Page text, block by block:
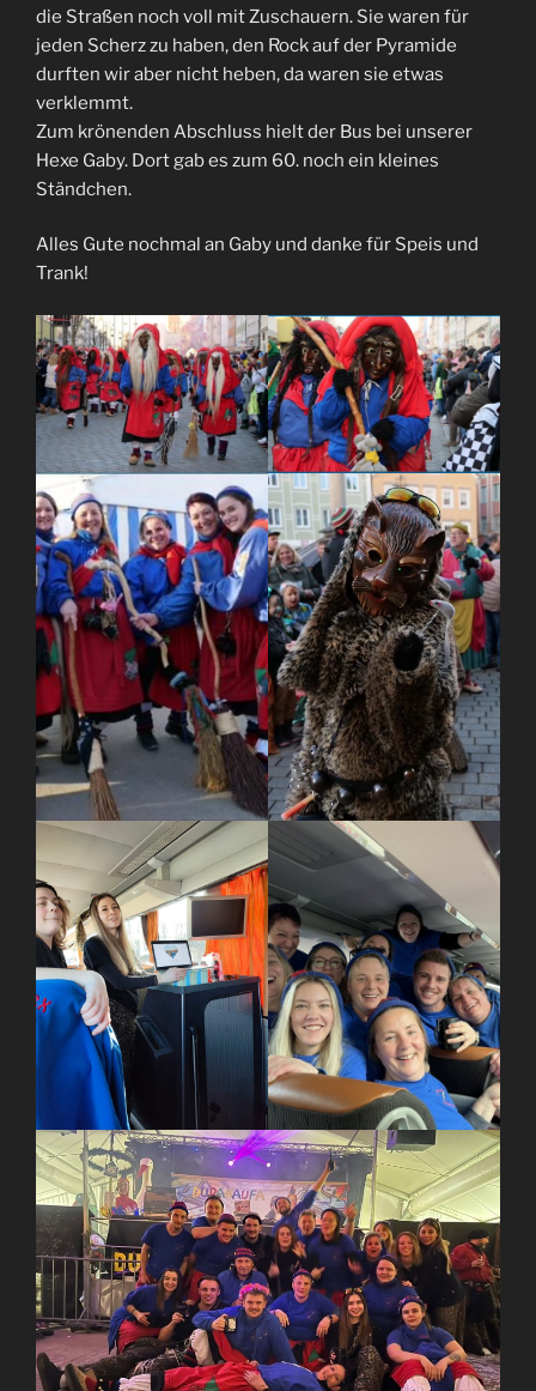
die Straßen noch voll mit Zuschauern. Sie waren für
jeden Scherz zu haben, den Rock auf der Pyramide
durften wir aber nicht heben, da waren sie etwas
verklemmt.
Zum krönenden Abschluss hielt der Bus bei unserer
Hexe Gaby. Dort gab es zum 60. noch ein kleines
Ständchen.
Alles Gute nochmal an Gaby und danke für Speis und
Trank!